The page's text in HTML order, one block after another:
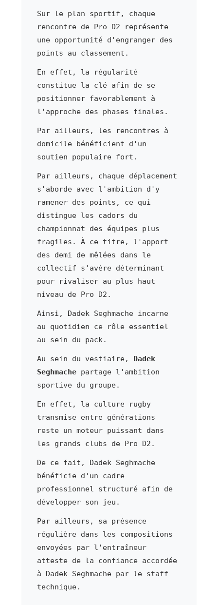
Sur le plan sportif, chaque
rencontre de Pro D2 représente
une opportunité d'engranger des
points au classement.
En effet, la régularité
constitue la clé afin de se
positionner favorablement à
l'approche des phases finales.
Par ailleurs, les rencontres à
domicile bénéficient d'un
soutien populaire fort.
Par ailleurs, chaque déplacement
s'aborde avec l'ambition d'y
ramener des points, ce qui
distingue les cadors du
championnat des équipes plus
fragiles. À ce titre, l'apport
des demi de mêlées dans le
collectif s'avère déterminant
pour rivaliser au plus haut
niveau de Pro D2.
Ainsi, Dadek Seghmache incarne
au quotidien ce rôle essentiel
au sein du pack.
Au sein du vestiaire,
Dadek
Seghmachepartage l'ambition
sportive du groupe.
En effet, la culture rugby
transmise entre générations
reste un moteur puissant dans
les grands clubs de Pro D2.
De ce fait, Dadek Seghmache
bénéficie d'un cadre
professionnel structuré afin de
développer son jeu.
Par ailleurs, sa présence
régulière dans les compositions
envoyées par l'entraîneur
atteste de la confiance accordée
à Dadek Seghmache par le staff
technique.